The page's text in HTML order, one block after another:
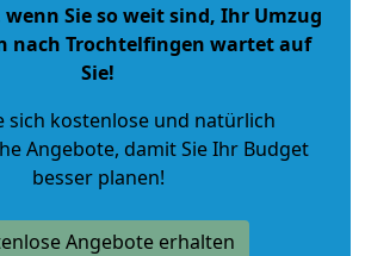
wenn Sie so weit sind, Ihr Umzug
nach Trochtelfingen wartet auf
Sie!
sich kostenlose und natürlich
Angebote, damit Sie Ihr Budget
besser planen!
Angebote erhalten